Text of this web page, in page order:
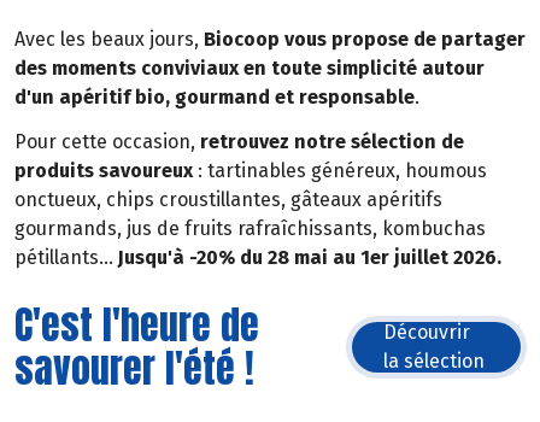
Avec les beaux jours, Biocoop vous propose de partager
des moments conviviaux en toute simplicité autour
d'un apéritif bio, gourmand et responsable.
Pour cette occasion, retrouvez notre sélection de
produits savoureux: tartinables généreux, houmous
onctueux, chips croustillantes, gâteaux apéritifs
gourmands, jus de fruits rafraîchissants, kombuchas
pétillants... Jusqu'à -20% du 28 mai au 1er juillet 2026.
C'est l'heure de
savourer l'été !
Découvrir
la sélection